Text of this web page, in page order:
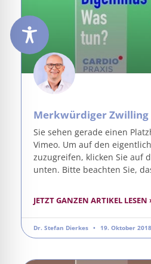
Merkwürdiger Zwilling
Sie sehen gerade einen
Vimeo. Um auf den
zuzugreifen, klicken Sie auf
unten. Bitte beachten Sie,
JETZT GANZEN ARTIKEL LESEN
Dr. Stefan Dierkes 19. Oktober 2018